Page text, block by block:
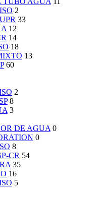
2
33
12
14
18
13
60
2
8
3
DE AGUA 0
0
8
CR 54
35
16
5